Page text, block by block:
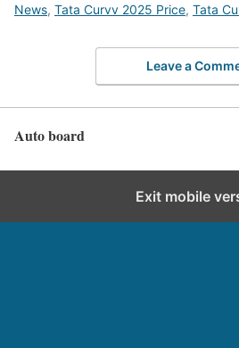
News, Tata Curvv 2025 Price, Tata
Leave a
Auto board
Exit mobile